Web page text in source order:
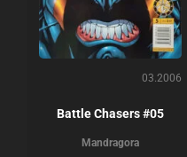
03.2006
Battle Chasers #05
Mandragora